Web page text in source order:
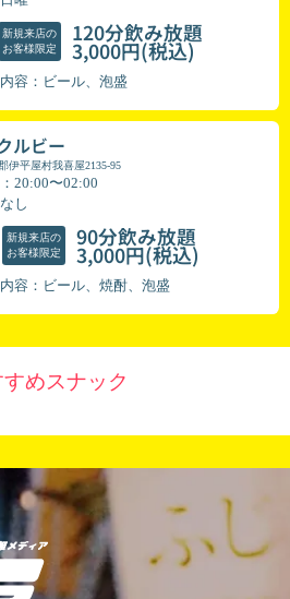
新規来店の
お客様限定
120分飲み放題
3,000円(税込)
容：ビール、泡盛
ルビー
伊平屋村我喜屋2135-95
20:00〜02:00
し
新規来店の
お客様限定
90分飲み放題
3,000円(税込)
容：ビール、焼酎、泡盛
めスナック